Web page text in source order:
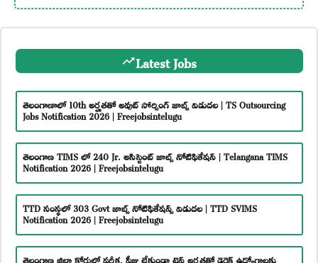
Latest Jobs
తెలంగాణాలో 10th అర్హతతో అవుట్ సోర్సింగ్ జాబ్స్ విడుదల | TS Outsourcing
Jobs Notification 2026 | Freejobsintelugu
తెలంగాణ TIMS లో 240 Jr. అసిస్టెంట్ జాబ్స్ నోటిఫికేషన్ | Telangana TIMS
Notification 2026 | Freejobsintelugu
TTD సంస్థలో 303 Govt జాబ్స్ నోటిఫికేషన్స్ విడుదల | TTD SVIMS
Notification 2026 | Freejobsintelugu
తెలంగాణ జిల్లా కోర్టులో పరీక్ష, ఫీజు లేకుండా టెన్త్ అర్హతతో డైరెక్ట్ ఉద్యోగాలకు